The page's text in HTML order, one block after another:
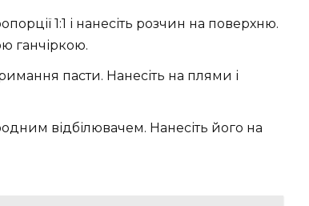
1:1 і нанесіть розчин на поверхню.
ганчіркою.
пасти. Нанесіть на плями і
відбілювачем. Нанесіть його на